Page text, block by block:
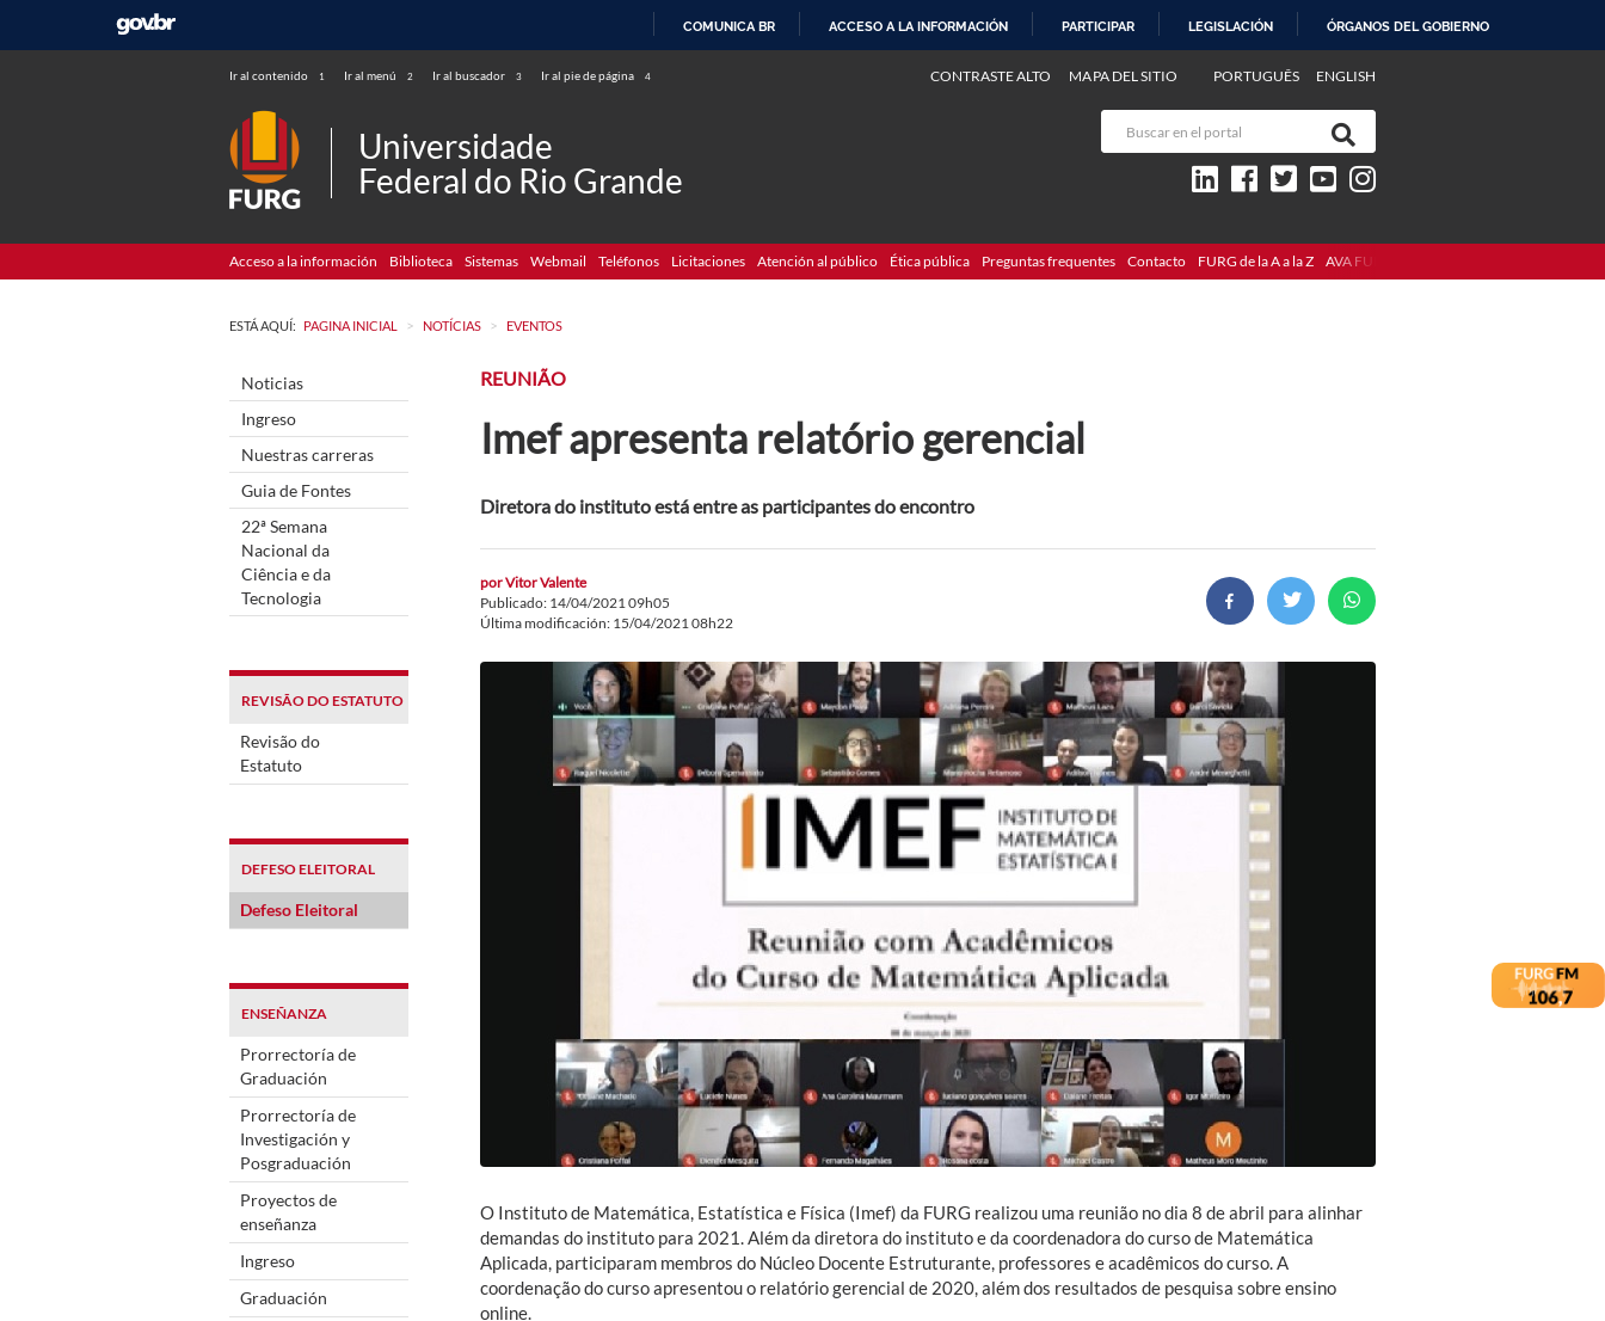
COMUNICA BR ACCESO A LA INFORMACIÓN PARTICIPAR LEGISLACIÓN ÓRGANOS DEL GOBIERNO
Ir al contenido 1 Ir al menú 2 Ir al buscador 3 Ir al pie de página 4 PORTUGUÊS ENGLISH
CONTRASTE ALTO MAPA DEL SITIO
Universidade
Federal do Rio Grande
Acceso a la información Biblioteca Sistemas Webmail Teléfonos Licitaciones Atención al público Ética pública Preguntas frequentes Contacto FURG de la A a la Z AVA FURG
ESTÁ AQUÍ: PAGINA INICIAL > NOTÍCIAS > EVENTOS
Noticias
Ingreso
Nuestras carreras
Guia de Fontes
22ª Semana
Nacional da
Ciência e da
Tecnologia
REVISÃO DO ESTATUTO
Revisão do
Estatuto
DEFESO ELEITORAL
Defeso Eleitoral
ENSEÑANZA
Prorrectoría de
Graduación
Prorrectoría de
Investigación y
Posgraduación
Proyectos de
enseñanza
Ingreso
Graduación
REUNIÃO
Imef apresenta relatório gerencial
Diretora do instituto está entre as participantes do encontro
porVitor Valente
Publicado: 14/04/2021 09h05
Última modificación: 15/04/2021 08h22
O Instituto de Matemática, Estatística e Física (Imef) da FURG realizou uma reunião no dia 8 de abril para alinhar
demandas do instituto para 2021. Além da diretora do instituto e da coordenadora do curso de Matemática
Aplicada, participaram membros do Núcleo Docente Estruturante, professores e acadêmicos do curso. A
coordenação do curso apresentou o relatório gerencial de 2020, além dos resultados de pesquisa sobre ensino
online.